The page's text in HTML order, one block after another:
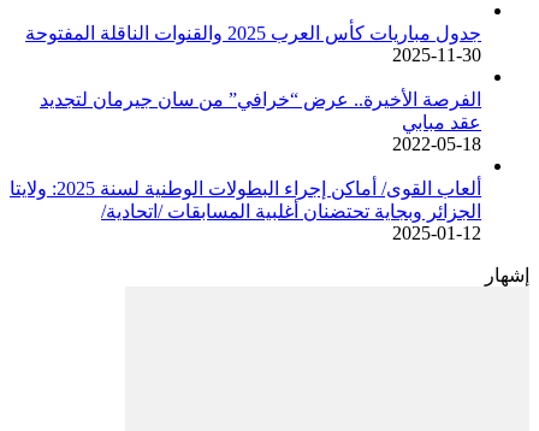
جدول مباريات كأس العرب 2025 والقنوات الناقلة المفتوحة
2025-11-30
الفرصة الأخيرة.. عرض “خرافي” من سان جيرمان لتجديد
عقد مبابي
2022-05-18
ألعاب القوى/ أماكن إجراء البطولات الوطنية لسنة 2025: ولايتا
الجزائر وبجاية تحتضنان أغلبية المسابقات /اتحادية/
2025-01-12
إشهار